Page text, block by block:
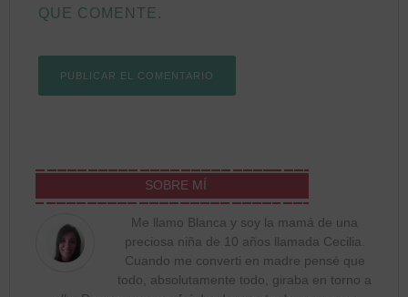
QUE COMENTE.
SOBRE MÍ
Me llamo Blanca y soy la mamá de una
preciosa niña de 10 años llamada Cecilia.
Cuando me converti en madre pensé que
todo, absolutamente todo, giraba en torno a